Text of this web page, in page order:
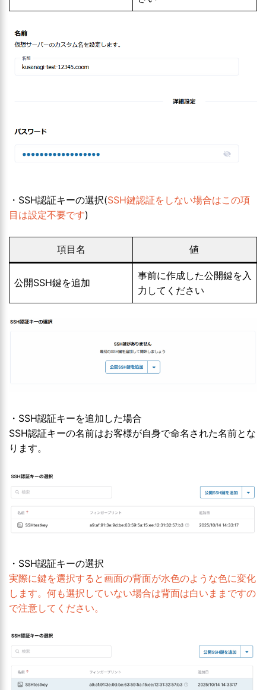
・SSH認証キーの選択(SSH鍵認証をしない場合はこの項
目は設定不要です)
項目名 値
公開SSH鍵を追加
事前に作成した公開鍵を入
力してください
・SSH認証キーを追加した場合
SSH認証キーの名前はお客様が自身で命名された名前とな
ります。
・SSH認証キーの選択
実際に鍵を選択すると画面の背面が水色のような色に変化
します。何も選択していない場合は背面は白いままですの
で注意してください。